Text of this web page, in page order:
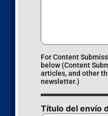
For Content
below (Content
articles, and other
newsletter.)
Título del envío